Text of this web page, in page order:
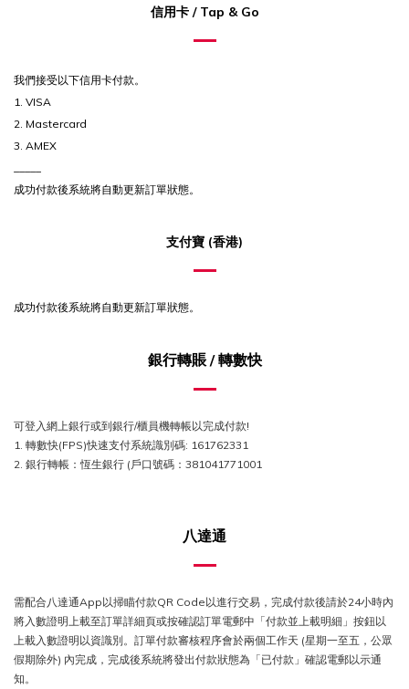
信用卡 / Tap & Go
我們接受以下信用卡付款。
1. VISA
2. Mastercard
3. AMEX
成功付款後系統將自動更新訂單狀態。
支付寶 (香港)
成功付款後系統將自動更新訂單狀態。
銀行轉賬 / 轉數快
可登入網上銀行或到銀行/櫃員機轉帳以完成付款!
1. 轉數快(FPS)快速支付系統識別碼: 161762331
2. 銀行轉帳：恆生銀行 (戶口號碼：381041771001
八達通
需配合八達通App以掃瞄付款QR Code以進行交易，完成付款後請於24小時內
將入數證明上載至訂單詳細頁或按確認訂單電郵中「付款並上載明細」按鈕以
上載入數證明以資識別。訂單付款審核程序會於兩個工作天 (星期一至五，公眾
假期除外) 內完成，完成後系統將發出付款狀態為「已付款」確認電郵以示通
知。